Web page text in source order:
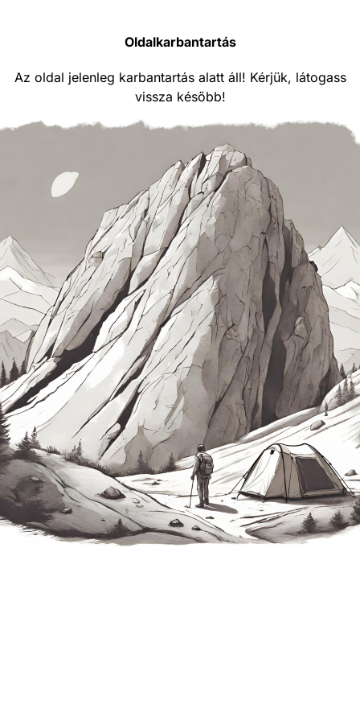
Oldalkarbantartás
Az oldal jelenleg karbantartás alatt áll! Kérjük, látogass
vissza később!